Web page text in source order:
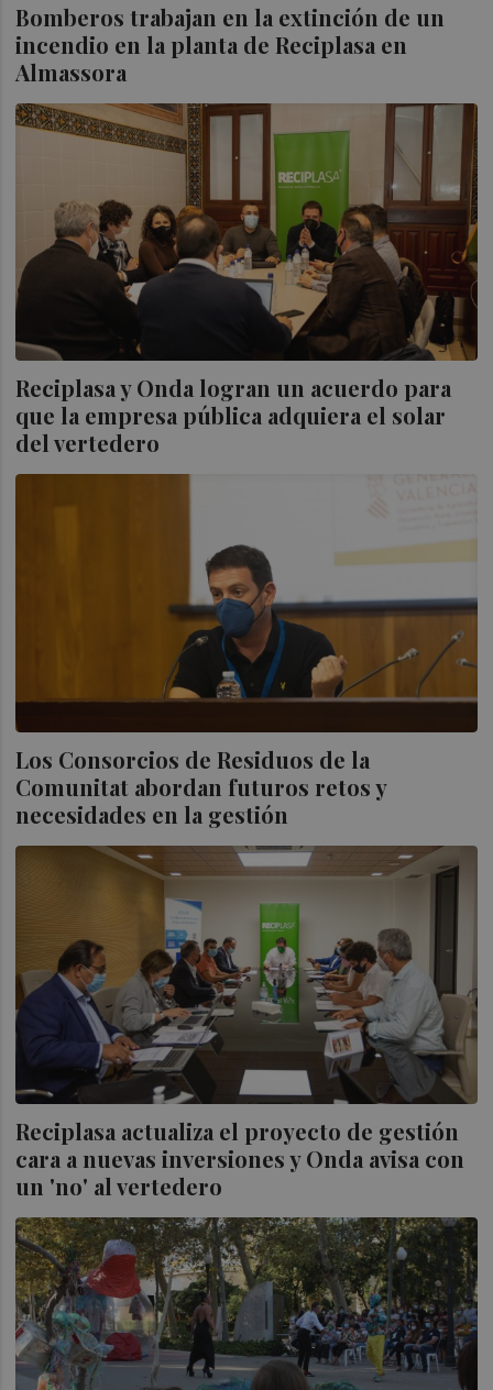
Bomberos trabajan en la extinción de un
incendio en la planta de Reciplasa en
Almassora
Reciplasa y Onda logran un acuerdo para
que la empresa pública adquiera el solar
del vertedero
Los Consorcios de Residuos de la
Comunitat abordan futuros retos y
necesidades en la gestión
Reciplasa actualiza el proyecto de gestión
cara a nuevas inversiones y Onda avisa con
un 'no' al vertedero